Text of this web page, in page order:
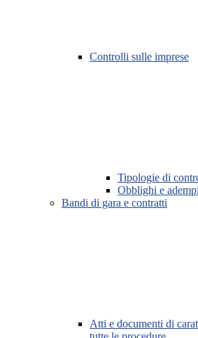
Controlli sulle imprese
Tipologie di
Obblighi e
Bandi di gara e contratti
Atti e documenti di